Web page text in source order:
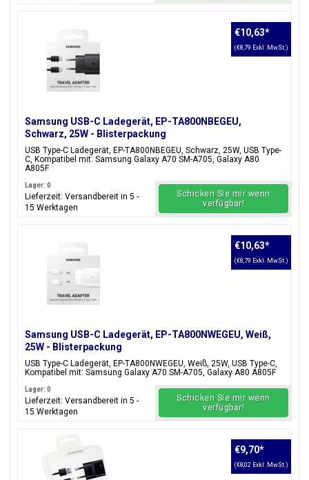
Samsung USB-C Ladegerät, EP-TA800NBEGEU,
Schwarz, 25W - Blisterpackung
USB Type-C Ladegerät, EP-TA800NBEGEU, Schwarz, 25W, USB Type-
C, Kompatibel mit: Samsung Galaxy A70 SM-A705, Galaxy A80
A805F
€10,63*
(€8,79 Exkl. MwSt.)
Lager: 0
Lieferzeit: Versandbereit in 5 -
15 Werktagen
Schicken Sie mir wenn
verfügbar!
Samsung USB-C Ladegerät, EP-TA800NWEGEU, Weiß,
25W - Blisterpackung
USB Type-C Ladegerät, EP-TA800NWEGEU, Weiß, 25W, USB Type-C,
Kompatibel mit: Samsung Galaxy A70 SM-A705, Galaxy A80 A805F
€10,63*
(€8,79 Exkl. MwSt.)
Lager: 0
Lieferzeit: Versandbereit in 5 -
15 Werktagen
Schicken Sie mir wenn
verfügbar!
€9,70*
(€8,02 Exkl. MwSt.)